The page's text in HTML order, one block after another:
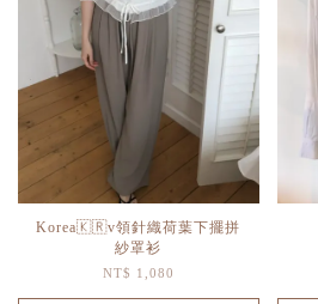
Korea🇰🇷v領針織荷葉下擺拼
紗罩衫
NT$ 1,080